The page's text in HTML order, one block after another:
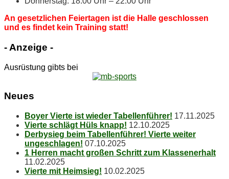
An ge­setz­li­chen Fei­er­ta­gen ist die Hal­le ge­schlos­sen
und es fin­det kein Trai­ning statt!
- An­zei­ge -
Ausrüstung gibts bei
Neu­es
Boy­er Vier­te ist wie­der Tabellenführer! 17.11.2025
Vier­te schlägt Hüls knapp! 12.10.2025
Der­by­sieg beim Ta­bel­len­füh­rer! Vier­te wei­ter
ungeschlagen! 07.10.2025
1 Her­ren macht gro­ßen Schritt zum Klassenerhalt
11.02.2025
Vier­te mit Heimsieg! 10.02.2025